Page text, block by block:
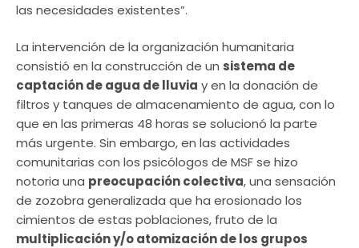
las necesidades existentes”.
La intervención de la organización humanitaria
consistió en la construcción de un sistema de
captación de agua de lluvia y en la donación de
filtros y tanques de almacenamiento de agua, con lo
que en las primeras 48 horas se solucionó la parte
más urgente. Sin embargo, en las actividades
comunitarias con los psicólogos de MSF se hizo
notoria una preocupación colectiva, una sensación
de zozobra generalizada que ha erosionado los
cimientos de estas poblaciones, fruto de la
multiplicación y/o atomización de los grupos